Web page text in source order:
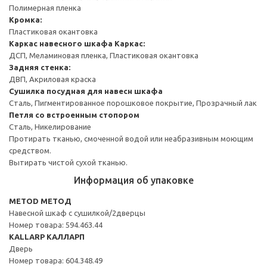
Полимерная пленка
Кромка:
Пластиковая окантовка
Каркас навесного шкафа Каркас:
ДСП, Меламиновая пленка, Пластиковая окантовка
Задняя стенка:
ДВП, Акриловая краска
Сушилка посудная для навесн шкафа
Сталь, Пигментированное порошковое покрытие, Прозрачный лак
Петля со встроенным стопором
Сталь, Никелирование
Протирать тканью, смоченной водой или неабразивным моющим
средством.
Вытирать чистой сухой тканью.
Информация об упаковке
METOD МЕТОД
Навесной шкаф с сушилкой/2дверцы
Номер товара: 594.463.44
KALLARP КАЛЛАРП
Дверь
Номер товара: 604.348.49